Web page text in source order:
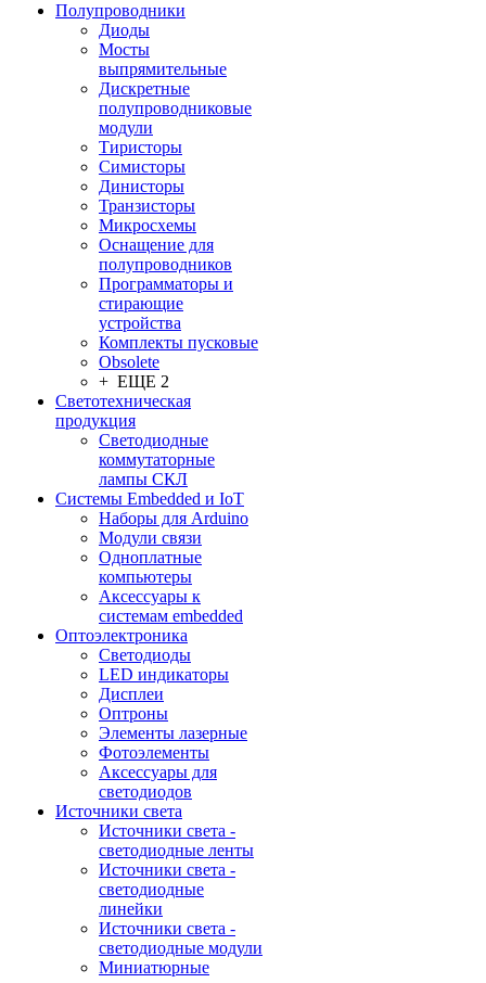
Полупроводники
Диоды
Мосты
выпрямительные
Дискретные
полупроводниковые
модули
Тиристоры
Симисторы
Динисторы
Транзисторы
Микросхемы
Оснащение для
полупроводников
Программаторы и
стирающие
устройства
Комплекты пусковые
Obsolete
+ ЕЩЕ 2
Светотехническая
продукция
Светодиодные
коммутаторные
лампы СКЛ
Системы Embedded и IoT
Наборы для Arduino
Модули связи
Одноплатные
компьютеры
Аксессуары к
системам embedded
Oптоэлектроника
Светодиоды
LED индикаторы
Дисплеи
Оптроны
Элементы лазерные
Фотоэлементы
Аксессуары для
светодиодов
Источники света
Источники света -
светодиодные ленты
Источники света -
светодиодные
линейки
Источники света -
светодиодные модули
Миниатюрные